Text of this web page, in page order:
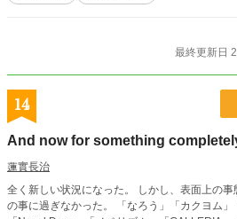
最終更新日
14
And now for something
蓮實長治
全く新しい状況になった。 しかし、表面上の
の事に過ぎなかった。 「なろう」「カクヨム」